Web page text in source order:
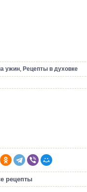
ужин, Рецепты в духовке
рецепты